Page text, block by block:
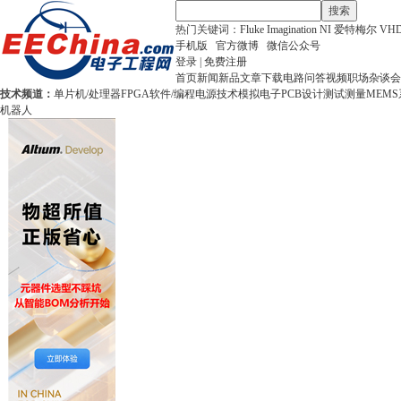
搜索
热门关键词： Fluke Imagination NI 爱特梅尔
手机版
官方微博
微信公众号
登录 免费注册
首页新闻新品文章下载电路问答视频职场杂谈
技术频道： 单片机/处理器FPGA软件/编程电源技术模拟电子PCB设计测试测量MEMS
机器人